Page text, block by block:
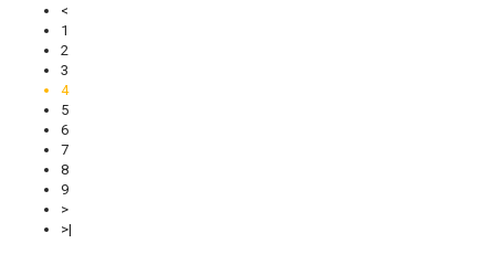
<
1
2
3
4
5
6
7
8
9
>
>|